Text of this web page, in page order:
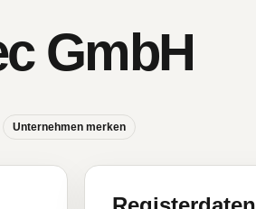
GmbH
Unternehmen merken